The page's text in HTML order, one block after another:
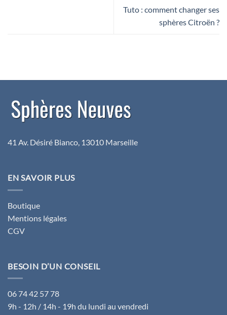
Tuto : comment changer ses
sphères Citroën ?
41 Av. Désiré Bianco, 13010 Marseille
EN SAVOIR PLUS
Boutique
Mentions légales
CGV
BESOIN D’UN CONSEIL
06 74 42 57 78
9h - 12h / 14h - 19h du lundi au vendredi